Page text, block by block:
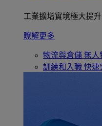
工業擴增實境極大提
瞭解更多
物流與倉儲 無人
訓練和入職 快速